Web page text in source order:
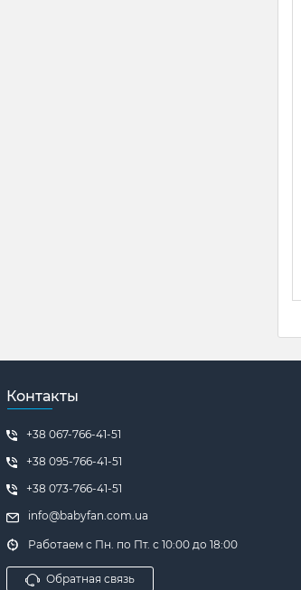
Контакты
+38 067-766-41-51
+38 ‎095-766-41-51
+38 ‎073-766-41-51
info@babyfan.com.ua
Работаем с Пн. по Пт. с 10:00 до 18:00
Обратная связь